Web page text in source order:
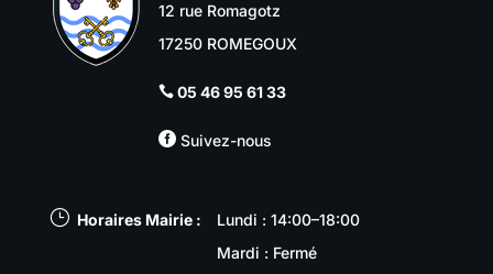
12 rue Romagotz
17250 ROMEGOUX
 05 46 95 61 33
Suivez-nous
} Horaires Mairie :
Lundi : 14:00–18:00
Mardi : Fermé